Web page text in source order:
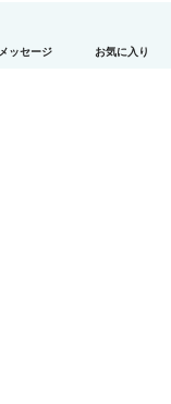
メッセージ お気に入り